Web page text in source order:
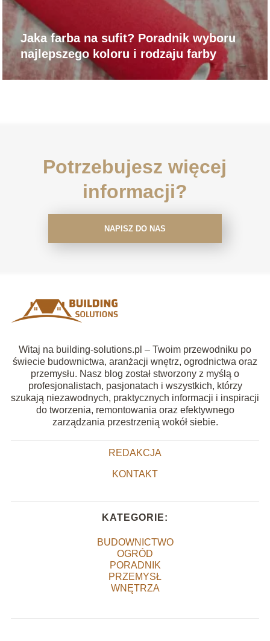
Jaka farba na sufit? Poradnik wyboru
najlepszego koloru i rodzaju farby
Potrzebujesz więcej
informacji?
NAPISZ DO NAS
Witaj na building-solutions.pl – Twoim przewodniku po
świecie budownictwa, aranżacji wnętrz, ogrodnictwa oraz
przemysłu. Nasz blog został stworzony z myślą o
profesjonalistach, pasjonatach i wszystkich, którzy
szukają niezawodnych, praktycznych informacji i inspiracji
do tworzenia, remontowania oraz efektywnego
zarządzania przestrzenią wokół siebie.
REDAKCJA
KONTAKT
KATEGORIE:
BUDOWNICTWO
OGRÓD
PORADNIK
PRZEMYSŁ
WNĘTRZA